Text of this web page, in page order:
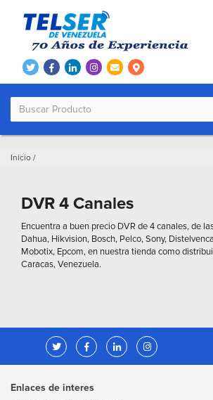
Inicio /
DVR 4 Canales
Encuentra a buen precio DVR de 4 canales, de
Dahua, Hikvision, Bosch, Pelco, Sony,
Mobotix, Epcom, en nuestra tienda como
Caracas, Venezuela.
Enlaces de interes